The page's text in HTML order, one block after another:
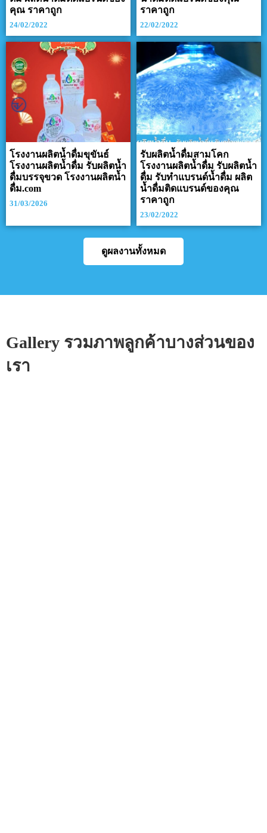
คุณ ราคาถูก
24/02/2022
ราคาถูก
22/02/2022
โรงงานผลิตน้ำดื่มขุขันธ์
โรงงานผลิตน้ำดื่ม รับผลิตน้ำ
ดื่มบรรจุขวด โรงงานผลิตน้ำ
ดื่ม.com
31/03/2026
รับผลิตน้ำดื่มสามโคก
โรงงานผลิตน้ำดื่ม รับผลิตน้ำ
ดื่ม รับทำแบรนด์น้ำดื่ม ผลิต
น้ำดื่มติดแบรนด์ของคุณ
ราคาถูก
23/02/2022
ดูผลงานทั้งหมด
Gallery รวมภาพลูกค้าบางส่วนของ
เรา